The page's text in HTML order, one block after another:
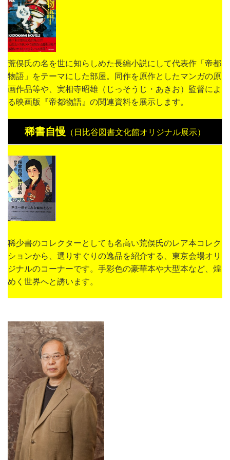
荒俣氏の名を世に知らしめた長編小説にして代表作「帝都
物語」をテーマにした部屋。同作を原作としたマンガの原
画作品等や、実相寺昭雄（じっそうじ・あきお）監督によ
る映画版『帝都物語』の関連資料を展示します。
稀書自慢 （日比谷図書文化館オリジナル展示）
稀少書のコレクターとしても名高い荒俣氏のレア本コレク
ションから、選りすぐりの逸品を紹介する、東京会場オリ
ジナルのコーナーです。手彩色の豪華本や大型本など、煌
めく世界へと誘います。